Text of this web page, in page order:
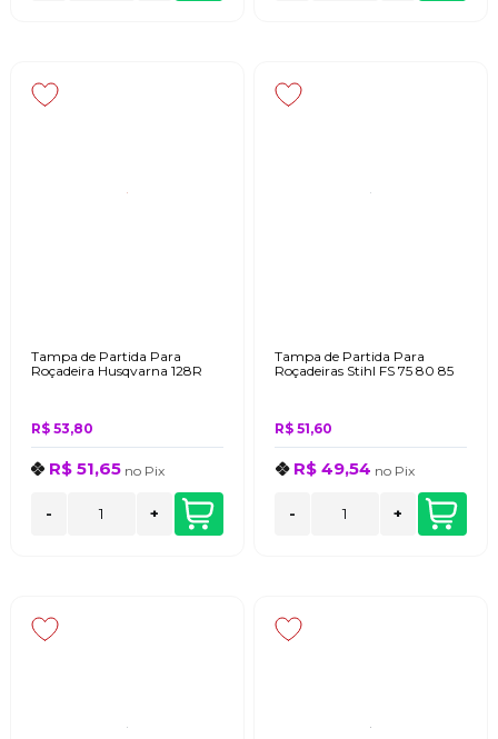
Tampa de Partida Para
Roçadeira Husqvarna 128R
R$ 53,80
R$ 51,65 no Pix
- +
Tampa de Partida Para
Roçadeiras Stihl FS 75 80 85
R$ 51,60
R$ 49,54 no Pix
- +